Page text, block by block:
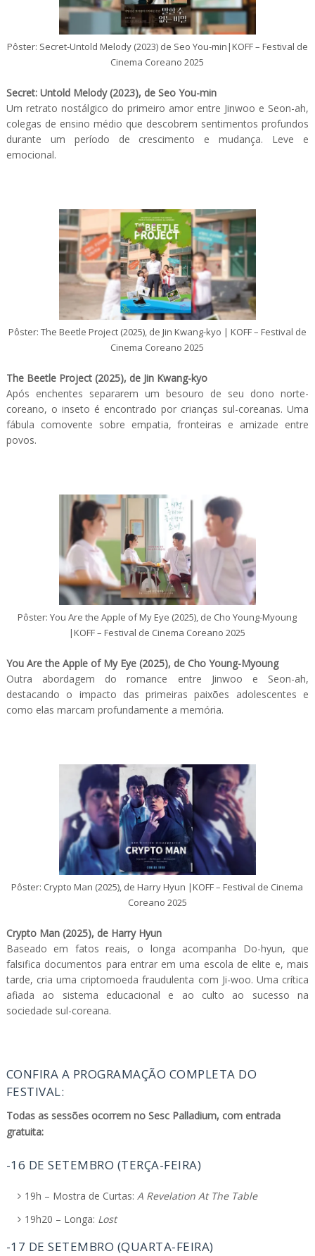
Pôster: Secret-Untold Melody (2023) de Seo You-min|KOFF – Festival de
Cinema Coreano 2025
Secret: Untold Melody (2023), de Seo You-min
Um retrato nostálgico do primeiro amor entre Jinwoo e Seon-ah,
colegas de ensino médio que descobrem sentimentos profundos
durante um período de crescimento e mudança. Leve e
emocional.
Pôster: The Beetle Project (2025), de Jin Kwang-kyo | KOFF – Festival de
Cinema Coreano 2025
The Beetle Project (2025), de Jin Kwang-kyo
Após enchentes separarem um besouro de seu dono norte-
coreano, o inseto é encontrado por crianças sul-coreanas. Uma
fábula comovente sobre empatia, fronteiras e amizade entre
povos.
Pôster: You Are the Apple of My Eye (2025), de Cho Young-Myoung
|KOFF – Festival de Cinema Coreano 2025
You Are the Apple of My Eye (2025), de Cho Young-Myoung
Outra abordagem do romance entre Jinwoo e Seon-ah,
destacando o impacto das primeiras paixões adolescentes e
como elas marcam profundamente a memória.
Pôster: Crypto Man (2025), de Harry Hyun |KOFF – Festival de Cinema
Coreano 2025
Crypto Man (2025), de Harry Hyun
Baseado em fatos reais, o longa acompanha Do-hyun, que
falsifica documentos para entrar em uma escola de elite e, mais
tarde, cria uma criptomoeda fraudulenta com Ji-woo. Uma crítica
afiada ao sistema educacional e ao culto ao sucesso na
sociedade sul-coreana.
CONFIRA A PROGRAMAÇÃO COMPLETA DO
FESTIVAL:
Todas as sessões ocorrem no Sesc Palladium, com entrada
gratuita:
-16 DE SETEMBRO (TERÇA-FEIRA)
19h – Mostra de Curtas: A Revelation At The Table
19h20 – Longa: Lost
-17 DE SETEMBRO (QUARTA-FEIRA)